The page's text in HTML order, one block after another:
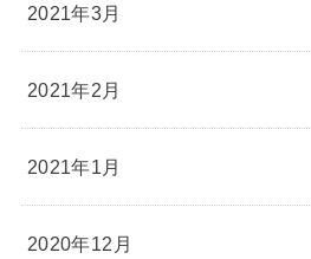
2021年3月
2021年2月
2021年1月
2020年12月